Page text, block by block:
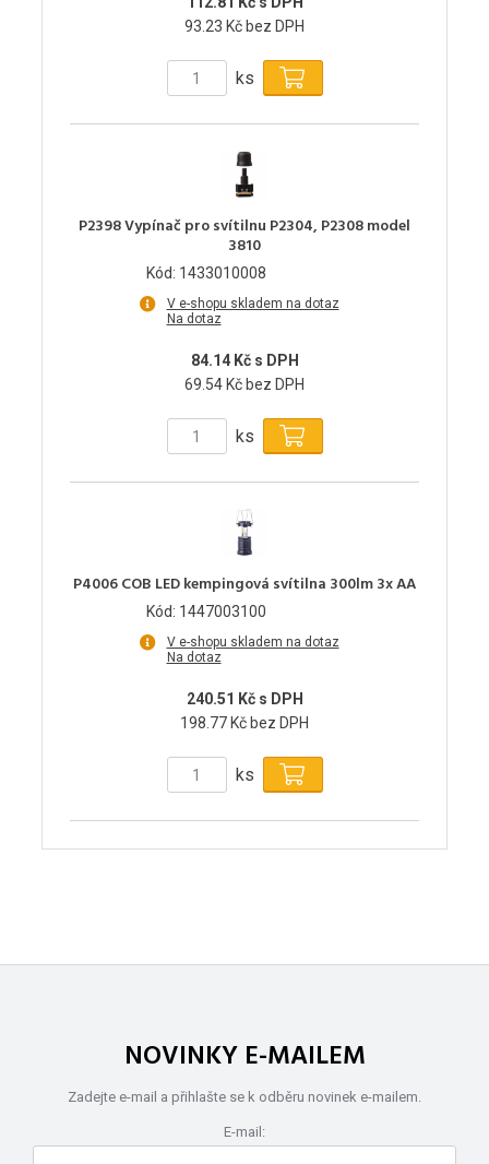
93.23 Kč bez DPH
ks
P2398 Vypínač pro svítilnu P2304, P2308 model
3810
Kód: 1433010008
V e-shopu skladem na dotaz
Na dotaz
84.14 Kč s DPH
69.54 Kč bez DPH
ks
P4006 COB LED kempingová svítilna 300lm 3x AA
Kód: 1447003100
V e-shopu skladem na dotaz
Na dotaz
240.51 Kč s DPH
198.77 Kč bez DPH
ks
NOVINKY E-MAILEM
Zadejte e-mail a přihlašte se k odběru novinek e-mailem.
E-mail: